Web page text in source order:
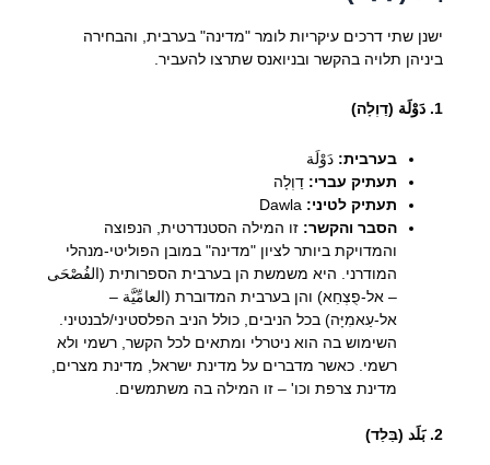
ישנן שתי דרכים עיקריות לומר "מדינה" בערבית, והבחירה
ביניהן תלויה בהקשר ובניואנס שתרצו להעביר.
1. دَوْلَة (דַוְלָה)
בערבית: دَوْلَة
תעתיק עברי: דַוְלָה
תעתיק לטיני:
הסבר והקשר: זו המילה הסטנדרטית, הנפוצה
והמדויקת ביותר לציון "מדינה" במובן הפוליטי-מנהלי
המודרני. היא משמשת הן בערבית הספרותית (الفُصْحَى
– אל-פֻצְחַא) והן בערבית המדוברת (العامِّيَّة –
אל-עַאמִיָּה) בכל הניבים, כולל הניב הפלסטיני/לבנטיני.
השימוש בה הוא ניטרלי ומתאים לכל הקשר, רשמי ולא
רשמי. כאשר מדברים על מדינת ישראל, מדינת מצרים,
מדינת צרפת וכו' – זו המילה בה משתמשים.
2. بَلَد (בַּלַד)